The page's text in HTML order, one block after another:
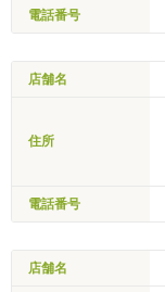
電話番号
店舗名
住所
電話番号
店舗名